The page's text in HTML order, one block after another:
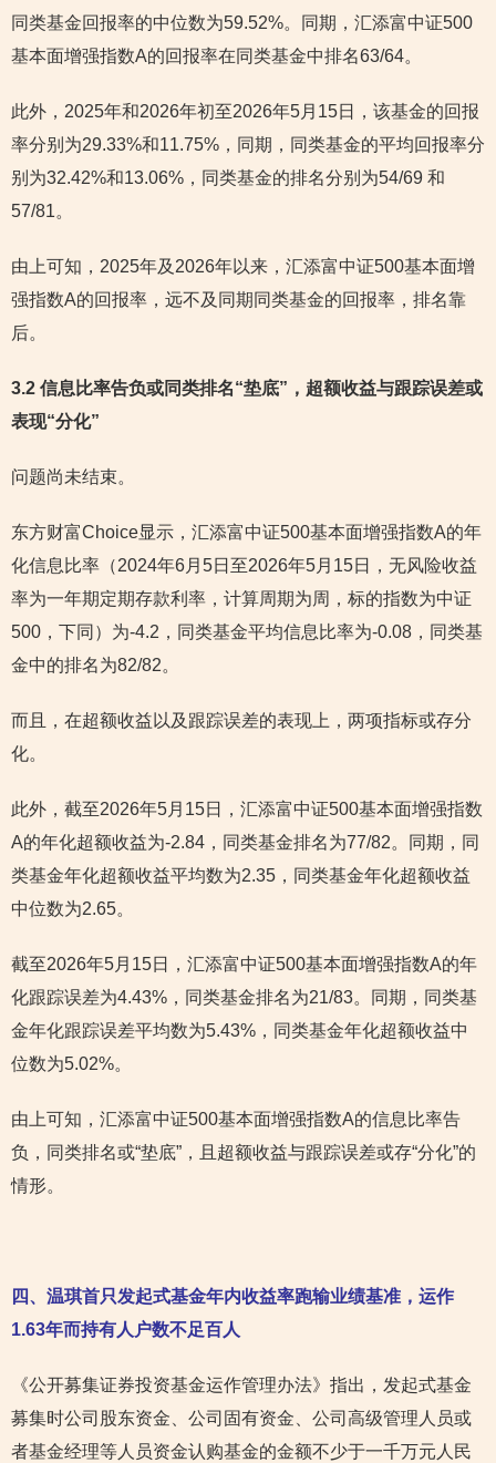
同类基金回报率的中位数为59.52%。同期，汇添富中证500
基本面增强指数A的回报率在同类基金中排名63/64。
此外，2025年和2026年初至2026年5月15日，该基金的回报
率分别为29.33%和11.75%，同期，同类基金的平均回报率分
别为32.42%和13.06%，同类基金的排名分别为54/69 和
57/81。
由上可知，2025年及2026年以来，汇添富中证500基本面增
强指数A的回报率，远不及同期同类基金的回报率，排名靠
后。
3.2 信息比率告负或同类排名“垫底”，超额收益与跟踪误差或
表现“分化”
问题尚未结束。
东方财富Choice显示，汇添富中证500基本面增强指数A的年
化信息比率（2024年6月5日至2026年5月15日，无风险收益
率为一年期定期存款利率，计算周期为周，标的指数为中证
500，下同）为-4.2，同类基金平均信息比率为-0.08，同类基
金中的排名为82/82。
而且，在超额收益以及跟踪误差的表现上，两项指标或存分
化。
此外，截至2026年5月15日，汇添富中证500基本面增强指数
A的年化超额收益为-2.84，同类基金排名为77/82。同期，同
类基金年化超额收益平均数为2.35，同类基金年化超额收益
中位数为2.65。
截至2026年5月15日，汇添富中证500基本面增强指数A的年
化跟踪误差为4.43%，同类基金排名为21/83。同期，同类基
金年化跟踪误差平均数为5.43%，同类基金年化超额收益中
位数为5.02%。
由上可知，汇添富中证500基本面增强指数A的信息比率告
负，同类排名或“垫底”，且超额收益与跟踪误差或存“分化”的
情形。
四、温琪首只发起式基金年内收益率跑输业绩基准，运作
1.63年而持有人户数不足百人
《公开募集证券投资基金运作管理办法》指出，发起式基金
募集时公司股东资金、公司固有资金、公司高级管理人员或
者基金经理等人员资金认购基金的金额不少于一千万元人民